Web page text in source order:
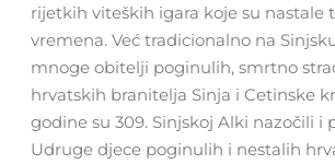
rijetkih viteških igara koje su nastale
vremena. Već tradicionalno na
mnoge obitelji poginulih, smrtno
hrvatskih branitelja Sinja i Cetinske
godine su 309. Sinjskoj Alki nazočili i
Udruge djece poginulih i nestalih